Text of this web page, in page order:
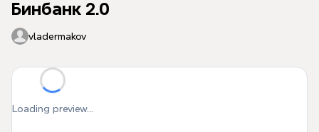
Бинбанк 2.0
vladermakov
Loading preview...